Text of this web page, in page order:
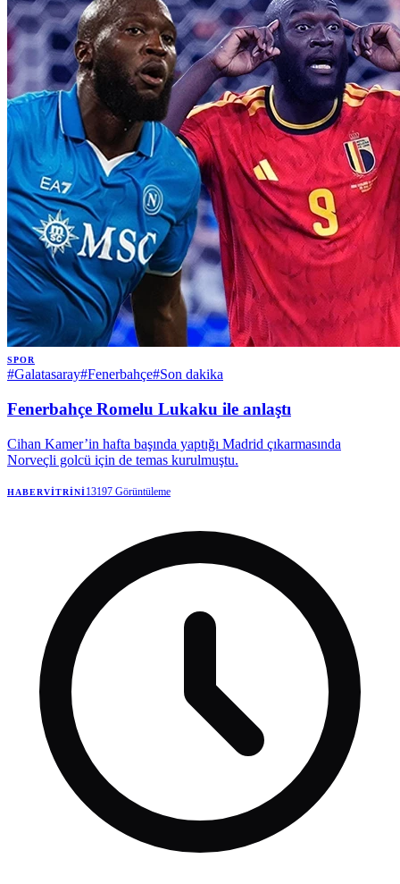
SPOR
#Galatasaray#Fenerbahçe#Son dakika
Fenerbahçe Romelu Lukaku ile anlaştı
Cihan Kamer’in hafta başında yaptığı Madrid çıkarmasında
Norveçli golcü için de temas kurulmuştu.
HABERVITRINI13197 Görüntüleme